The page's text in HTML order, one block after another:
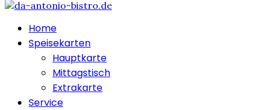
Home
Speisekarten
Hauptkarte
Mittagstisch
Extrakarte
Service